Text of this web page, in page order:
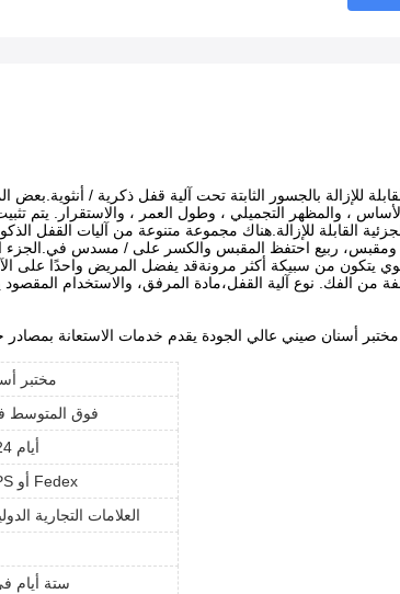
للإزالة بالجسور الثابتة تحت آلية قفل ذكرية / أنثوية.بعض
، والمظهر التجميلي ، وطول العمر ، والاستقرار. يتم
القابلة للإزالة.هناك مجموعة متنوعة من آليات القفل
ومقبس، ربيع احتفظ المقبس والكسر على / مسدس في.الجزء
يتكون من سبيكة أكثر مرونةقد يفضل المريض واحدًا على
من الفك. نوع آلية القفل،مادة المرفق، والاستخدام المقصود
مختبر
فوق المتوسط
7 أيام 24 ساعة
DHL، UPS أو Fedex
العلامات التجارية
ستة أيام